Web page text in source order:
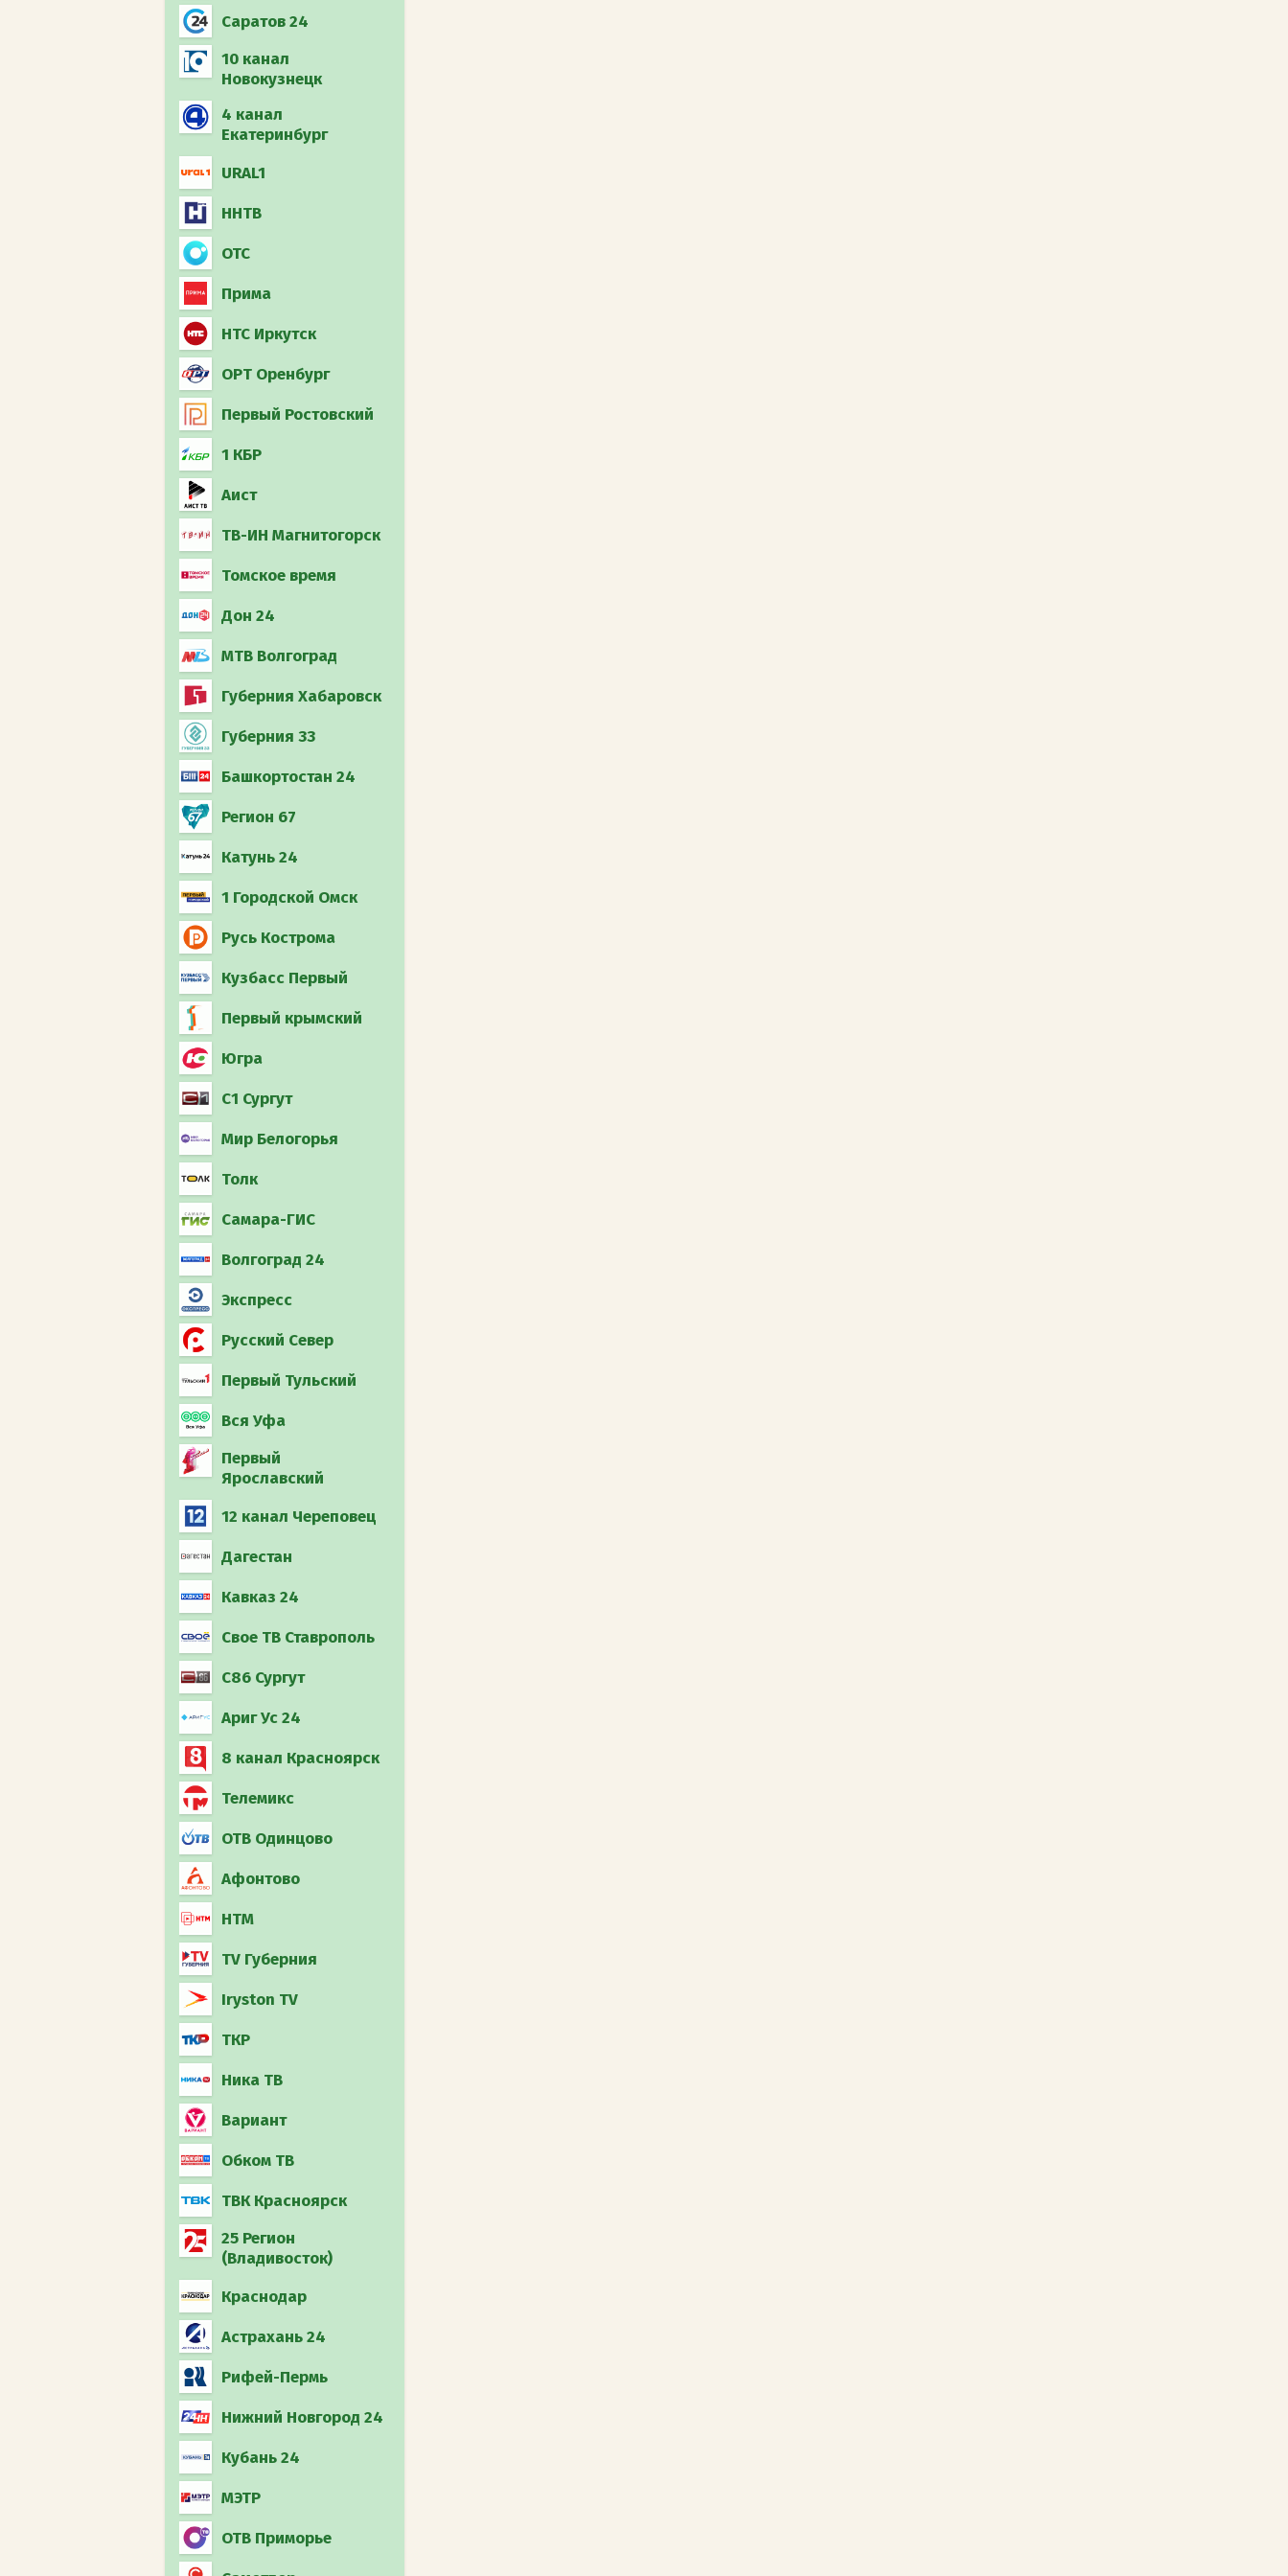
Муз-ТВ
Загородный (int)
Охотник и рыболов
(int)
Дума ТВ
Саратов 24
10 канал
Новокузнецк
4 канал
Екатеринбург
URAL1
ННТВ
ОТС
Прима
НТС Иркутск
ОРТ Оренбург
Первый Ростовский
1 КБР
Аист
ТВ-ИН Магнитогорск
Томское время
Дон 24
МТВ Волгоград
Губерния Хабаровск
Губерния 33
Башкортостан 24
Регион 67
Катунь 24
1 Городской Омск
Русь Кострома
Кузбасс Первый
Первый крымский
Югра
С1 Сургут
Мир Белогорья
Толк
Самара-ГИС
Волгоград 24
Экспресс
Русский Север
Первый Тульский
Вся Уфа
Первый
Ярославский
12 канал Череповец
Дагестан
Кавказ 24
Свое ТВ Ставрополь
С86 Сургут
Ариг Ус 24
8 канал Красноярск
Телемикс
ОТВ Одинцово
Афонтово
НТМ
TV Губерния
Iryston TV
ТКР
Ника ТВ
Вариант
Обком ТВ
ТВК Красноярск
25 Регион
(Владивосток)
Краснодар
Астрахань 24
Рифей-Пермь
Нижний Новгород 24
Кубань 24
МЭТР
ОТВ Приморье